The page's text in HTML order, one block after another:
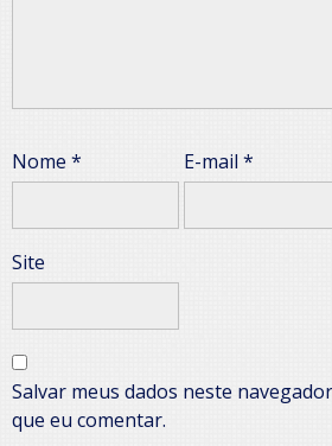
Nome * E-mail *
Site
Salvar meus dados neste
que eu comentar.